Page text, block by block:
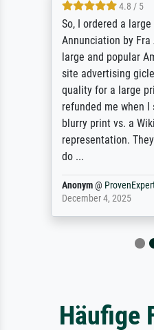
4.8 / 5
So, I ordered a large
Annunciation by Fra
large and popular
site advertising
quality for a large
refunded me when I
blurry print vs. a
representation.
do ...
Anonym@ProvenExpert
December 4, 2025
Häufige